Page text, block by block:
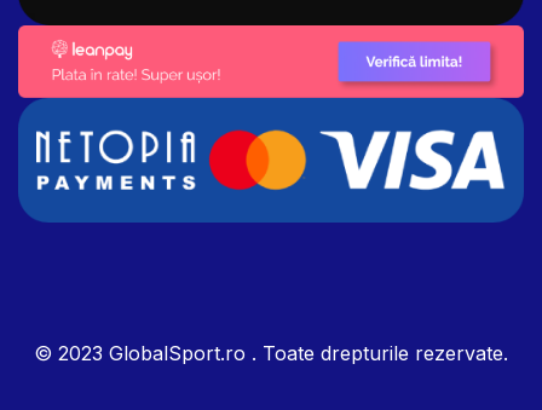
© 2023 GlobalSport.ro . Toate drepturile rezervate.